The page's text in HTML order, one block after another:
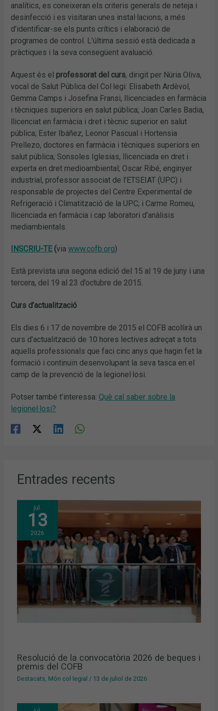
analítics, es coneixeran els criteris generals de neteja i
desinfecció i es visitaran unes instal·lacions, a més
d’identificar-se els punts crítics i elaboració de
programes de control. L’última sessió està dedicada a
pràctiques i la seva consegüent avaluació.
Aquest és el professorat del curs, dirigit per Núria Oliva,
vocal de Salut Pública del Col·legi: Elisabeth Ardèvol,
Gemma Camps i Josefina Fransi, llicenciades en farmàcia
i tècniques superiors en salut pública; Joan Carles Badia,
llicenciat en farmàcia i dret i tècnic superior en salut
pública; Ester Ibáñez, Leonor Pascual i Hortensia
Prellezo, doctores en farmàcia i tècniques superiors en
salut pública; Sonsoles Iglesias, llicenciada en dret i
experta en dret medioambiental; Oscar Ribé, enginyer
industrial, professor associat de l’ETSEIAT (UPC) i
responsable de projectes del Centre Experimental de
Refrigeració i Climatització de la UPC; i Carme Romeu,
llicenciada en farmàcia i cap laboratori d’anàlisis
mediambientals.
INSCRIU-TE(viawww.cofb.org)
Està prevista una segona edició del 15 al 19 de juny i una
tercera, del 19 al 23 d’octubre de 2015.
Curs d’actualització
Els dies 6 i 17 de novembre de 2015 el COFB acollirà un
curs d’actualització de 10 hores lectives adreçat a tots
aquells professionals que faci cinc anys que hagin fet la
formació i continuïn desenvolupant la seva tasca en el
camp de la prevenció de la legionel·losi.
Potser també t’interessa:Què cal saber sobre la
legionel·losi?
Entrades recents
jul.
13
2026
Resolució de la convocatòria 2026 de beques i
premis del COFB
Destacats, Món col·legial / 13 de juliol de 2026